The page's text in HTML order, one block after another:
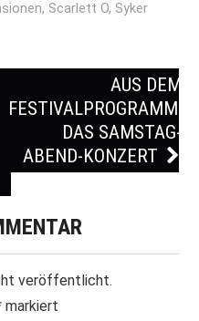
, Scarlett O, Syker
AUS DEM
FESTIVALPROGRAMM:
DAS SAMSTAG-
ABEND-KONZERT
veröffentlicht.
markiert